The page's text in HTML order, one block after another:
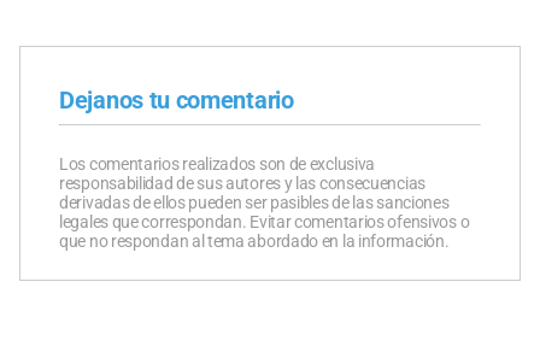
Dejanos tu comentario
Los comentarios realizados son de exclusiva
responsabilidad de sus autores y las consecuencias
derivadas de ellos pueden ser pasibles de las sanciones
legales que correspondan. Evitar comentarios ofensivos o
que no respondan al tema abordado en la información.